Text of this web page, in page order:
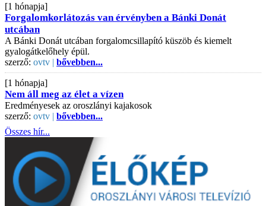
[1 hónapja]
Forgalomkorlátozás van érvényben a Bánki Donát
utcában
A Bánki Donát utcában forgalomcsillapító küszöb és kiemelt
gyalogátkelőhely épül.
szerző: ovtv | bővebben...
[1 hónapja]
Nem áll meg az élet a vízen
Eredményesek az oroszlányi kajakosok
szerző: ovtv | bővebben...
Összes hír...